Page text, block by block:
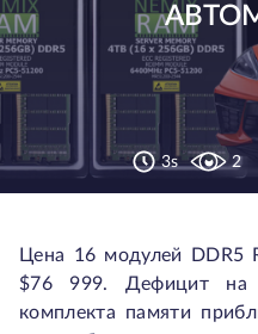
3s 2
Цена 16 модулей DDR5
$76 999. Дефицит на
комплекта памяти